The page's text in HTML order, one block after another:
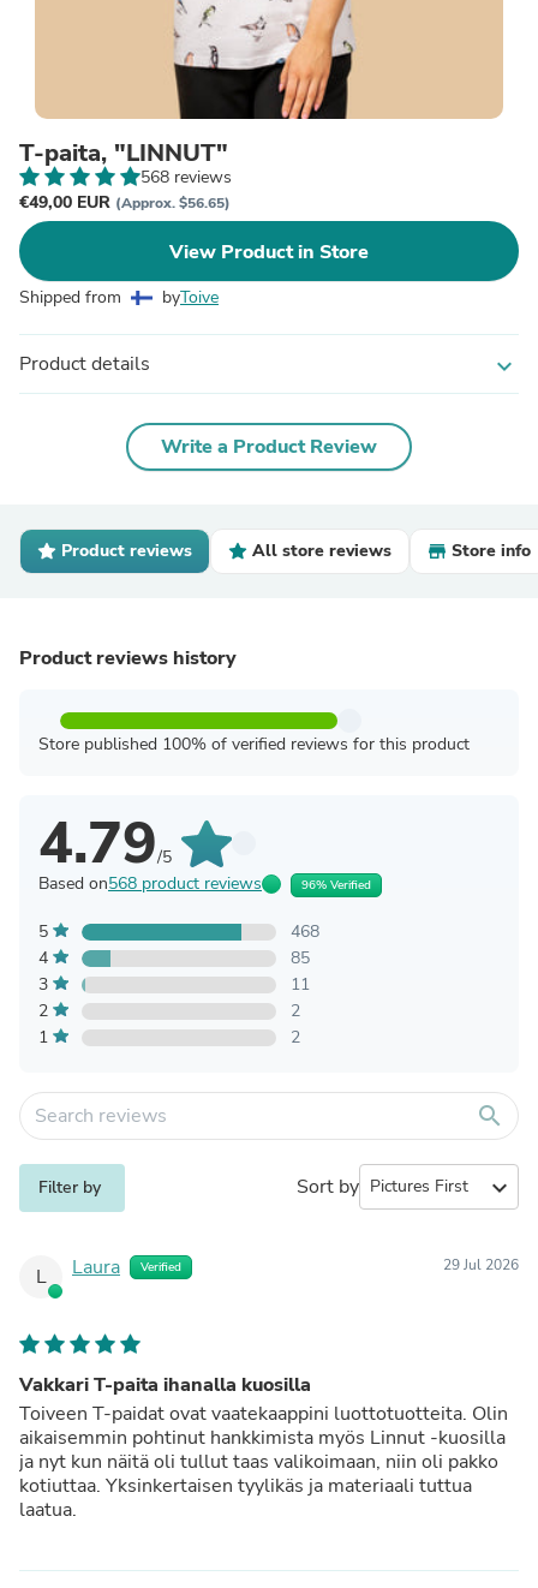
T-paita, "LINNUT"
568 reviews
€49,00 EUR (Approx. $56.65)
View Product in Store
Shipped from byToive
Product details expand_more
Write a Product Review
Product reviews All store reviews Store info
Product reviews history
Store published 100% of verified reviews for this product
4.79/5
Based on568 product reviews 96% Verified
5
468
4
85
3
11
2
2
1
2
search
Filter by Sort by expand_more
L Laura Verified 29 Jul 2026
Vakkari T-paita ihanalla kuosilla
Toiveen T-paidat ovat vaatekaappini luottotuotteita. Olin
aikaisemmin pohtinut hankkimista myös Linnut -kuosilla
ja nyt kun näitä oli tullut taas valikoimaan, niin oli pakko
kotiuttaa. Yksinkertaisen tyylikäs ja materiaali tuttua
laatua.